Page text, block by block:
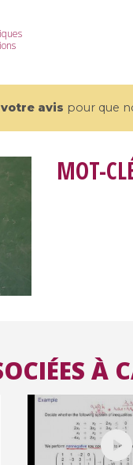
avis pour que
19 videos
AI
/
de
MOT-
À